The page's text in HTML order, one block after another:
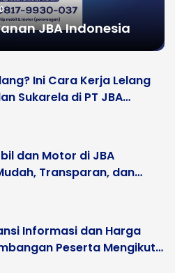
JBA Indonesia
Ini Cara Kerja Lelang
Sukarela di PT JBA
dan Motor di JBA
Transparan, dan
Unit
Informasi dan Harga
Peserta Mengikuti
Indonesia